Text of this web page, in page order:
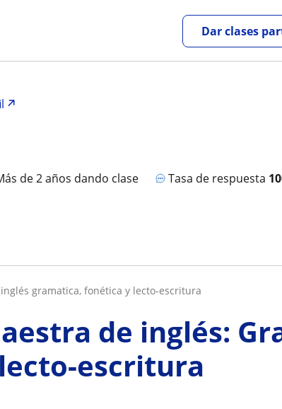
Dar clases
más de 2 años dando clase Tasa de respuesta
inglés gramatica, fonética y lecto-escritura
de inglés:
escritura